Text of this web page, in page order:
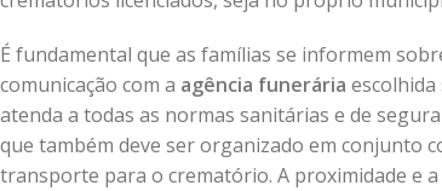
É fundamental que as famílias se informem
comunicação com a agência funerária
atenda a todas as normas sanitárias e de
que também deve ser organizado em conjunto
transporte para o crematório. A proximidade e a